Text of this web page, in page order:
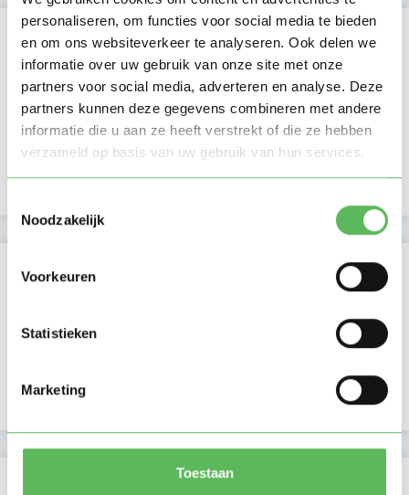
personaliseren, om functies voor social media te bieden
en om ons websiteverkeer te analyseren. Ook delen we
informatie over uw gebruik van onze site met onze
partners voor social media, adverteren en analyse. Deze
partners kunnen deze gegevens combineren met andere
informatie die u aan ze heeft verstrekt of die ze hebben
verzameld op basis van uw gebruik van hun services.
Noodzakelijk
Voorkeuren
Statistieken
Marketing
Toestaan
Kan oppassen op
Ma Di Wo Do Vr Za
Ochtend
Middag
Namiddag
Avond
NIEUW
Activiteit op Oppasland
08-05-2024
Profiel bijgewerkt 09-05-2026